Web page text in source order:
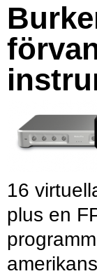
16
plus en